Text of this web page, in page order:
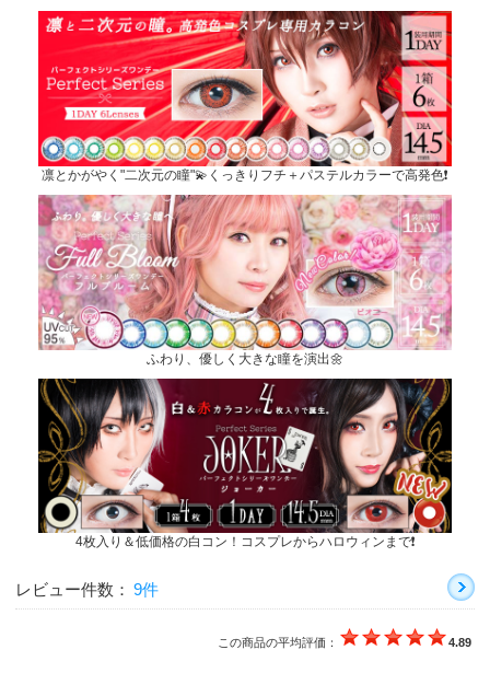
凛とかがやく"二次元の瞳"💫くっきりフチ＋パステルカラーで高発色❗
ふわり、優しく大きな瞳を演出🌼
4枚入り＆低価格の白コン！コスプレからハロウィンまで❗
レビュー件数： 9件
この商品の平均評価： 4.89